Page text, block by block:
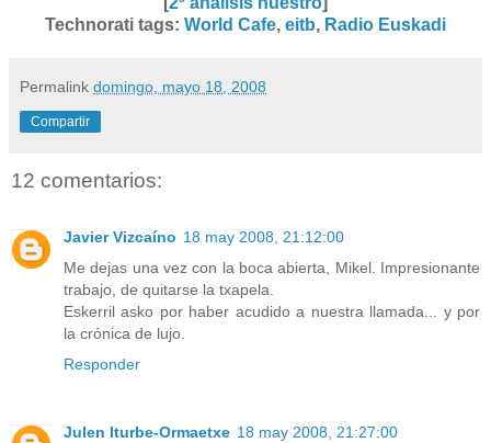
Technorati tags: World Cafe, eitb, Radio Euskadi
Permalink domingo, mayo 18, 2008
Compartir
12 comentarios:
Javier Vizcaíno 18 may 2008, 21:12:00
Me dejas una vez con la boca abierta, Mikel. Impresionante
trabajo, de quitarse la txapela.
Eskerril asko por haber acudido a nuestra llamada... y por
la crónica de lujo.
Responder
Julen Iturbe-Ormaetxe 18 may 2008, 21:27:00